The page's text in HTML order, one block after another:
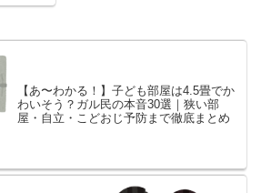
【あ〜わかる！】子ども部屋は4.5畳でか
わいそう？ガル民の本音30選｜狭い部
屋・自立・こどおじ予防まで徹底まとめ